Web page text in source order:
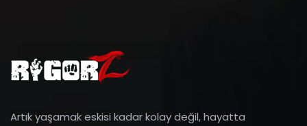
Artık yaşamak eskisi kadar kolay değil, hayatta